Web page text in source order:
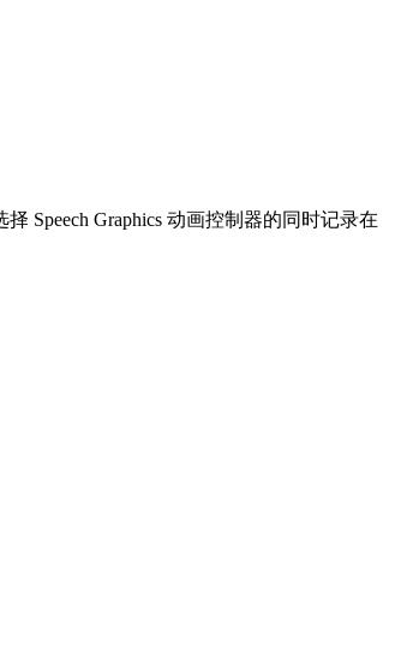
Speech Graphics 动画控制器的同时记录在